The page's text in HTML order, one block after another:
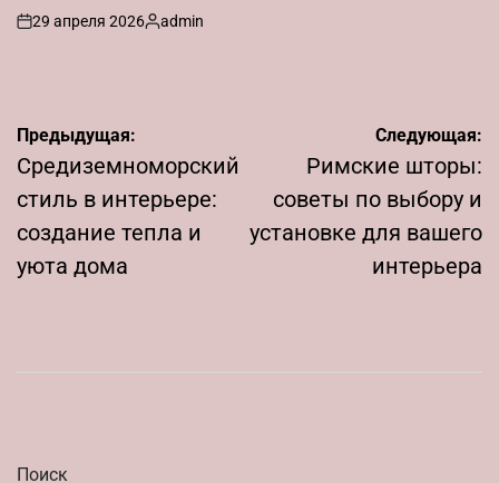
on
29 апреля 2026
Запись
admin
Навигация
по
записям
Предыдущая:
Средиземноморский
стиль в интерьере:
создание тепла и
уюта дома
Следующая:
Римские шторы:
советы по выбору и
установке для вашего
интерьера
Поиск